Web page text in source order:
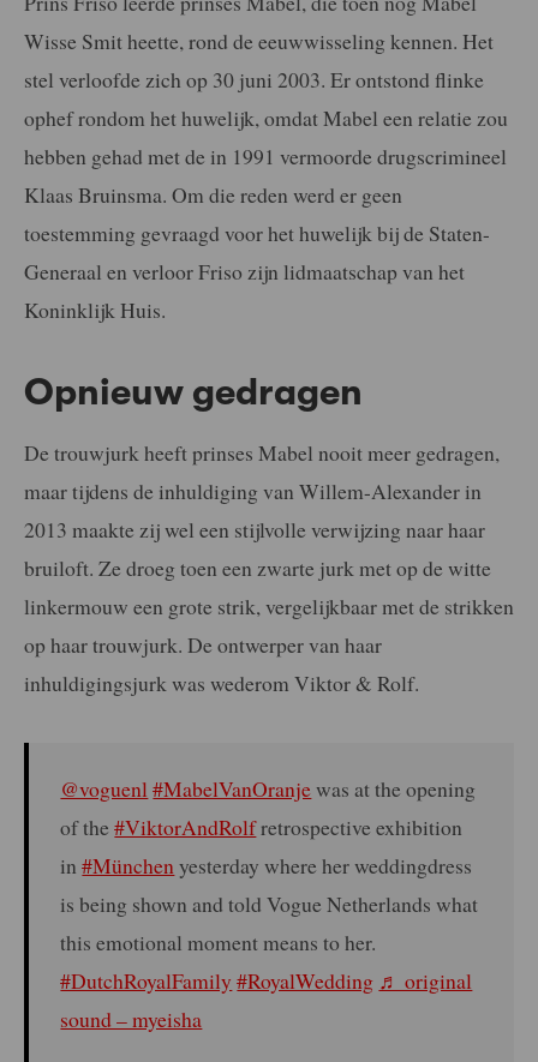
Wisse Smit heette, rond de eeuwwisseling kennen. Het
stel verloofde zich op 30 juni 2003. Er ontstond flinke
ophef rondom het huwelijk, omdat Mabel een relatie zou
hebben gehad met de in 1991 vermoorde drugscrimineel
Klaas Bruinsma. Om die reden werd er geen
toestemming gevraagd voor het huwelijk bij de Staten-
Generaal en verloor Friso zijn lidmaatschap van het
Koninklijk Huis.
Opnieuw gedragen
De trouwjurk heeft prinses Mabel nooit meer gedragen,
maar tijdens de inhuldiging van Willem-Alexander in
2013 maakte zij wel een stijlvolle verwijzing naar haar
bruiloft. Ze droeg toen een zwarte jurk met op de witte
linkermouw een grote strik, vergelijkbaar met de strikken
op haar trouwjurk. De ontwerper van haar
inhuldigingsjurk was wederom Viktor & Rolf.
@voguenl #MabelVanOranjewas at the opening
of the#ViktorAndRolfretrospective exhibition
in#Münchenyesterday where her weddingdress
is being shown and told Vogue Netherlands what
this emotional moment means to her.
#DutchRoyalFamily #RoyalWedding ♬ original
sound – myeisha